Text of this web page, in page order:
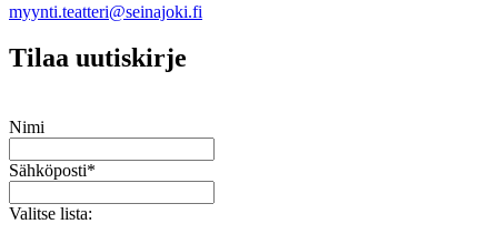
myynti.teatteri@seinajoki.fi
Tilaa uutiskirje
Nimi
Sähköposti*
Valitse lista: